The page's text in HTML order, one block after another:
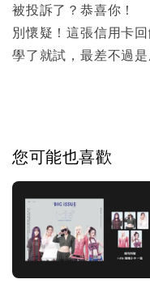
被投訴了？恭喜你！
別懷疑！這張信用卡
學了就試，最差不過
您可能也喜歡